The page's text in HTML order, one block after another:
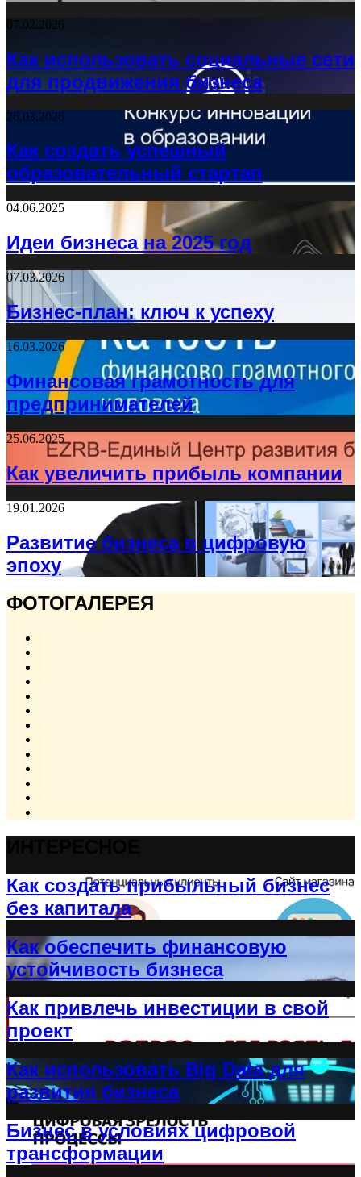
07.02.2026
Как использовать социальные сети
для продвижения бизнеса
26.03.2026
Как создать успешный
образовательный стартап
04.06.2025
Идеи бизнеса на 2025 год
07.03.2026
Бизнес-план: ключ к успеху
16.03.2026
Финансовая грамотность для
предпринимателей
25.06.2025
Как увеличить прибыль компании
19.01.2026
Развитие бизнеса в цифровую
эпоху
ФОТОГАЛЕРЕЯ
Как создать прибыльный бизнес
без капитала
Как обеспечить финансовую
устойчивость бизнеса
Как привлечь инвестиции в свой
проект
Как использовать Big Data для
развития бизнеса
Бизнес в условиях цифровой
трансформации